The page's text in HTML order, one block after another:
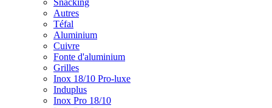
Snacking
Autres
Téfal
Aluminium
Cuivre
Fonte d'aluminium
Grilles
Inox 18/10 Pro-luxe
Induplus
Inox Pro 18/10